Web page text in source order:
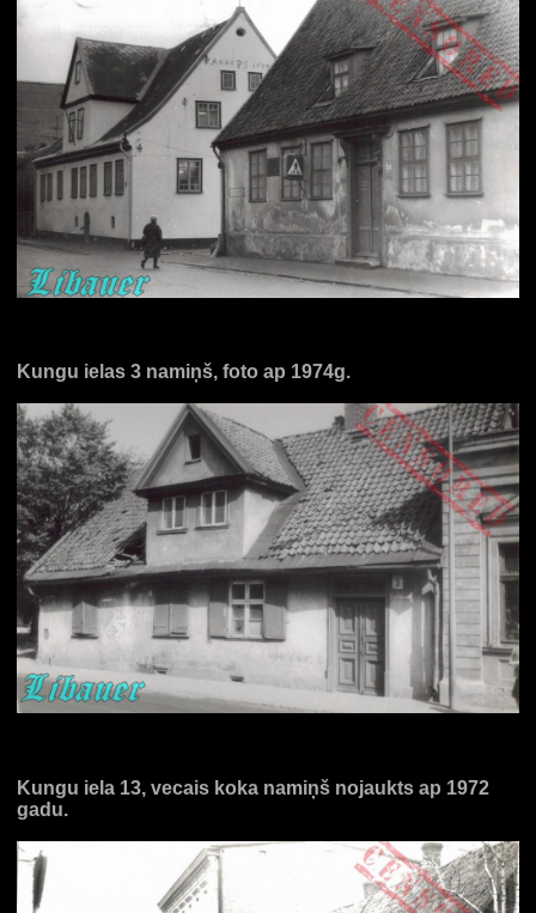
Kungu ielas 3 namiņš, foto ap 1974g.
Kungu iela 13, vecais koka namiņš nojaukts ap 1972
gadu.